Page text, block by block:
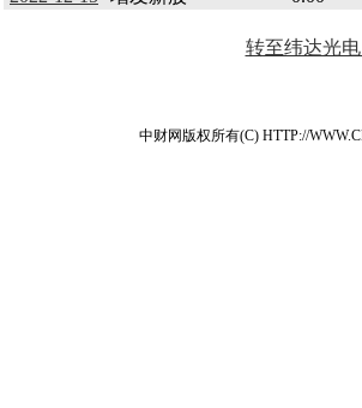
转至纬达光
中财网版权所有(C) HTTP://